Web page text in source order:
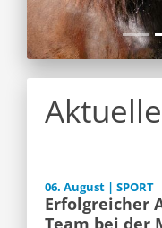
06. August | SPORT
Erfolgreicher